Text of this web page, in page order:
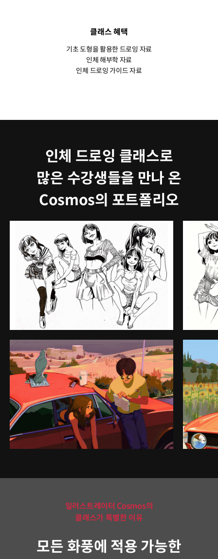
클래스 혜택
기초 도형을 활용한 드로잉 자료
인체 해부학 자료
인체 드로잉 가이드 자료
인체 드로잉 클래스로
많은 수강생들을 만나 온
Cosmos의 포트폴리오
일러스트레이터 Cosmos의
클래스가 특별한 이유
모든 화풍에 적용 가능한